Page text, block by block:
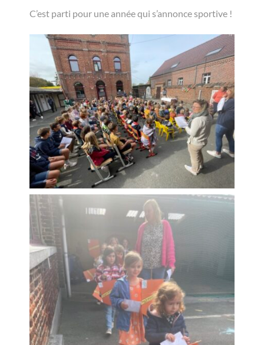
C’est parti pour une année qui s’annonce sportive !